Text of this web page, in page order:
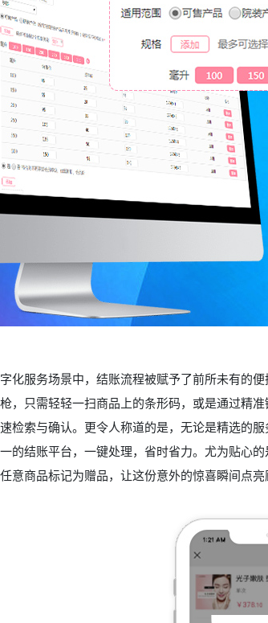
化服务场景中，结账流程被赋予了前所未有的
，只需轻轻一扫商品上的条形码，或是通过精
检索与确认。更令人称道的是，无论是精选的
的结账平台，一键处理，省时省力。尤为贴心
意商品标记为赠品，让这份意外的惊喜瞬间点亮